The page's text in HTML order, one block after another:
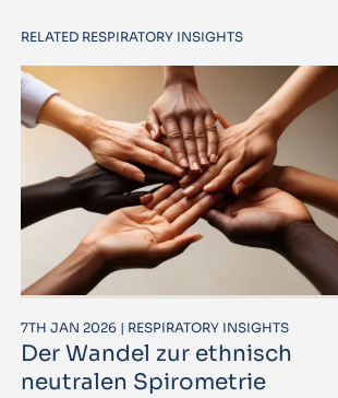
RELATED RESPIRATORY INSIGHTS
7TH JAN 2026 | RESPIRATORY INSIGHTS
Der Wandel zur ethnisch
neutralen Spirometrie